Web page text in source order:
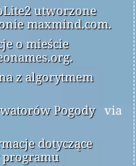
utworzone
maxmind.com.
o mieście
z algorytmem
Pogody via
dotyczące